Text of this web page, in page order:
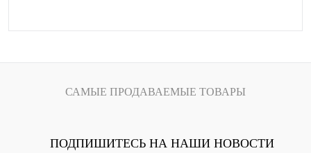
САМЫЕ ПРОДАВАЕМЫЕ ТОВАРЫ
ПОДПИШИТЕСЬ НА НАШИ НОВОСТИ